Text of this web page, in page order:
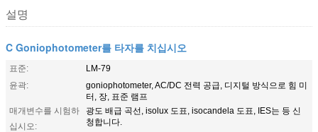
설명
C Goniophotometer를 타자를 치십시오
표준:
LM-79
윤곽:
goniophotometer, AC/DC 전력 공급, 디지털 방식으로 힘 미
터, 장, 표준 램프
매개변수를 시험하
십시오:
광도 배급 곡선, isolux 도표, isocandela 도표, IES는 등 신
청합니다.